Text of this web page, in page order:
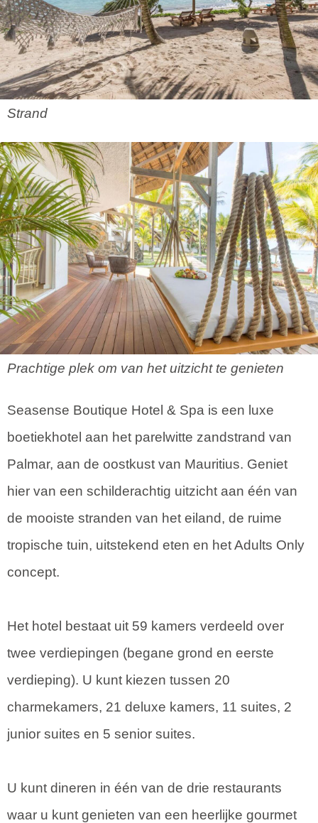
Strand
Prachtige plek om van het uitzicht te genieten
Seasense Boutique Hotel & Spa is een luxe
boetiekhotel aan het parelwitte zandstrand van
Palmar, aan de oostkust van Mauritius. Geniet
hier van een schilderachtig uitzicht aan één van
de mooiste stranden van het eiland, de ruime
tropische tuin, uitstekend eten en het Adults Only
concept.
Het hotel bestaat uit 59 kamers verdeeld over
twee verdiepingen (begane grond en eerste
verdieping). U kunt kiezen tussen 20
charmekamers, 21 deluxe kamers, 11 suites, 2
junior suites en 5 senior suites.
U kunt dineren in één van de drie restaurants
waar u kunt genieten van een heerlijke gourmet